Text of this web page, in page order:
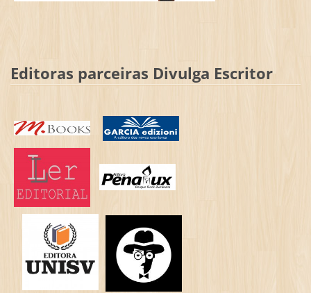
Editoras parceiras Divulga Escritor